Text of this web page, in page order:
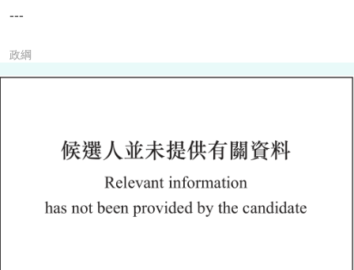
---
政綱